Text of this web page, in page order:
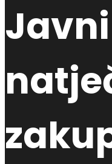
Javni